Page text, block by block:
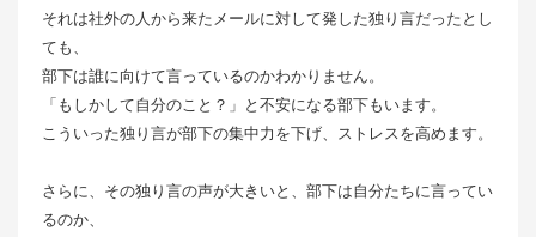
それは社外の人から来たメールに対して発した独り言だったとし
ても、
部下は誰に向けて言っているのかわかりません。
「もしかして自分のこと？」と不安になる部下もいます。
こういった独り言が部下の集中力を下げ、ストレスを高めます。
さらに、その独り言の声が大きいと、部下は自分たちに言ってい
るのか、